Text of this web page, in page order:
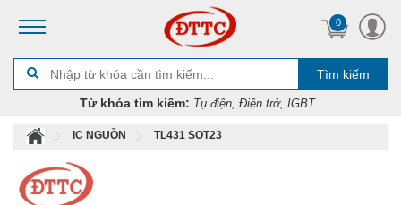
0
Tìm kiếm
Từ khóa tìm kiếm: Tụ điện, Điện trở, IGBT..
IC NGUỒN TL431 SOT23